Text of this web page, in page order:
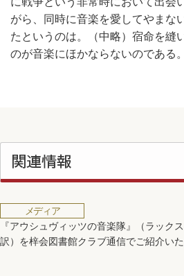
がら、同時に音楽を愛してやまな
たというのは。（中略）宿命を縫
のが音楽にほかならないのである。
関連情報
メディア
『アウシュヴィッツの音楽隊』（ラック
訳）を梓会図書館クラブ通信でご紹介い